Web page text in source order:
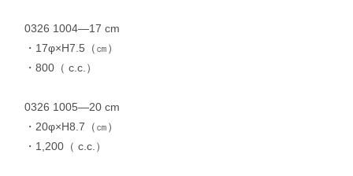
0326 1004—17 cm
・17φ×H7.5（㎝）
・800（ c.c.）
0326 1005—20 cm
・20φ×H8.7（㎝）
・1,200（ c.c.）